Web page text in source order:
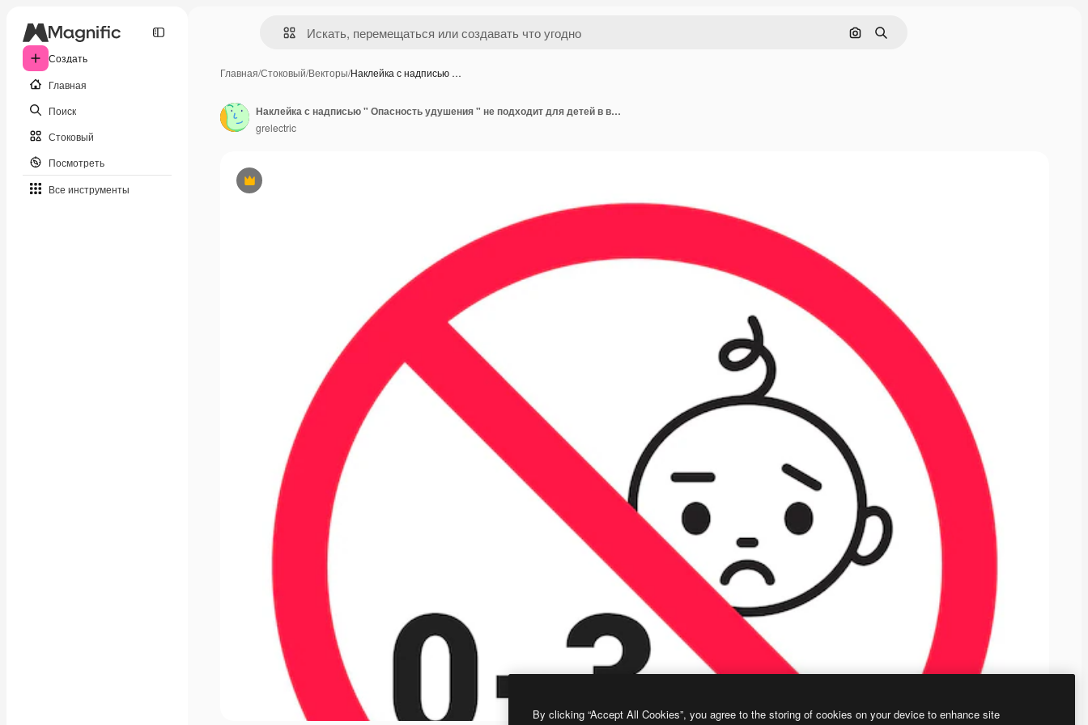
Создать
Главная
Поиск
Стоковый
Посмотреть
Все инструменты
Поиск по изображению
Поиск
Главная/Стоковый/Векторы/Наклейка с надписью …
Премиум
Наклейка с надписью " Опасность удушения " не подходит для детей в возрасте до 3 лет
grelectric
By clicking “Accept All Cookies”, you agree to the storing of cookies on your device to enhance site